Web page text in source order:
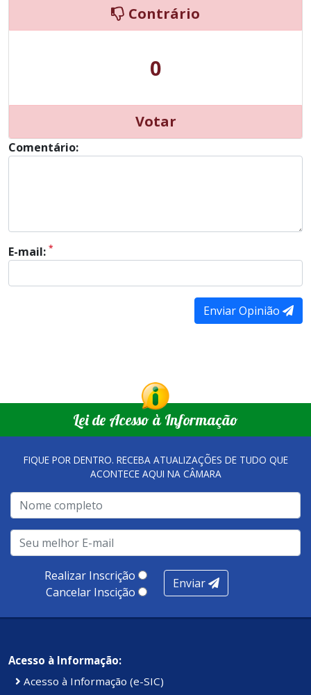
Contrário
0
Votar
Comentário:
E-mail: *
Enviar Opinião
Lei de Acesso à Informação
FIQUE POR DENTRO. RECEBA ATUALIZAÇÕES DE TUDO QUE
ACONTECE AQUI NA CÂMARA
Realizar Inscrição
Cancelar Inscição
Enviar
Acesso à Informação:
Acesso à Informação (e-SIC)